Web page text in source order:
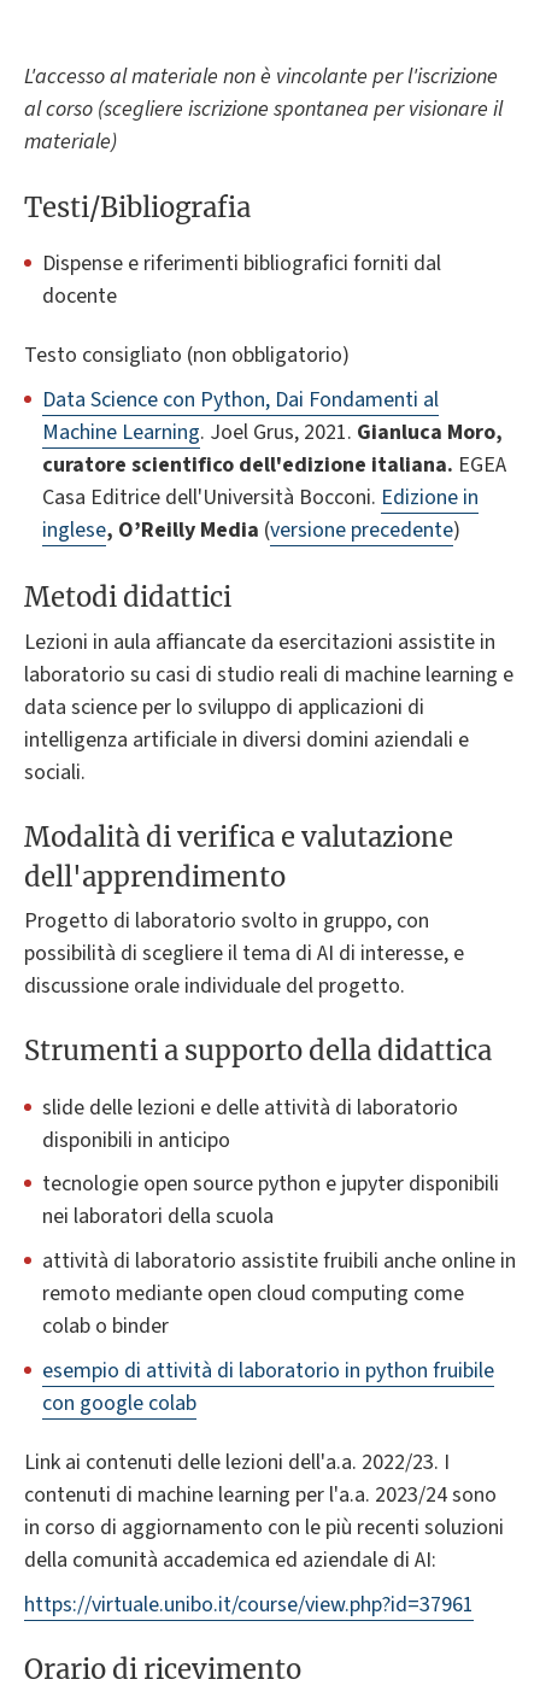
L'accesso al materiale non è vincolante per l'iscrizione
al corso (scegliere iscrizione spontanea per visionare il
materiale)
Testi/Bibliografia
Dispense e riferimenti bibliografici forniti dal
docente
Testo consigliato (non obbligatorio)
Data Science con Python, Dai Fondamenti al
Machine Learning. Joel Grus, 2021. Gianluca Moro,
curatore scientifico dell'edizione italiana. EGEA
Casa Editrice dell'Università Bocconi. Edizione in
inglese, O’Reilly Media (versione precedente)
Metodi didattici
Lezioni in aula affiancate da esercitazioni assistite in
laboratorio su casi di studio reali di machine learning e
data science per lo sviluppo di applicazioni di
intelligenza artificiale in diversi domini aziendali e
sociali.
Modalità di verifica e valutazione
dell'apprendimento
Progetto di laboratorio svolto in gruppo, con
possibilità di scegliere il tema di AI di interesse, e
discussione orale individuale del progetto.
Strumenti a supporto della didattica
slide delle lezioni e delle attività di laboratorio
disponibili in anticipo
tecnologie open source python e jupyter disponibili
nei laboratori della scuola
attività di laboratorio assistite fruibili anche online in
remoto mediante open cloud computing come
colab o binder
esempio di attività di laboratorio in python fruibile
con google colab
Link ai contenuti delle lezioni dell'a.a. 2022/23. I
contenuti di machine learning per l'a.a. 2023/24 sono
in corso di aggiornamento con le più recenti soluzioni
della comunità accademica ed aziendale di AI:
https://virtuale.unibo.it/course/view.php?id=37961
Orario di ricevimento